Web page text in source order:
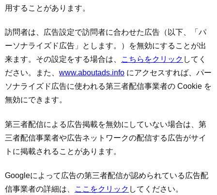
用することがあります。
訪問者は、広告設定で訪問者に合わせた広告（以下、「パ
ーソナライズド広告」とします。）を無効にすることが出
来ます。その設定をする場合は、
こちらをクリック してく
ださい。また、 www.aboutads.info にアクセスすれば、パー
ソナライズド広告に使われる第三者配信事業者の Cookie を
無効にできます。
第三者配信による広告掲載を無効にしていない場合は、第
三者配信事業者や広告ネットワークの配信する広告がサイ
トに掲載されることがあります。
Googleによって広告の第三者配信が認められている広告配
信事業者の詳細は、
ここをクリック してください。